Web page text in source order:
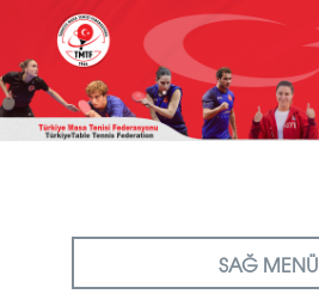
SAĞ MENÜ